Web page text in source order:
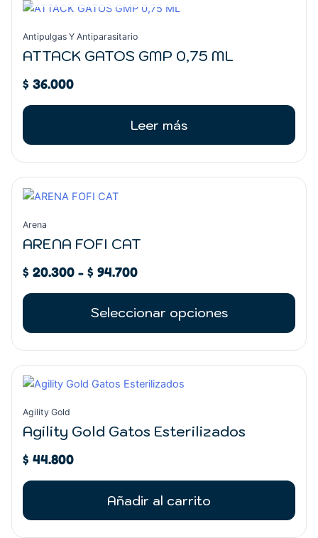
Antipulgas Y Antiparasitario
ATTACK GATOS GMP 0,75 ML
$ 36.000
Leer más
Arena
ARENA FOFI CAT
$ 20.300 - $ 94.700
$ 20.300
hasta
Seleccionar opciones
Este
producto
tiene
múltiples
variantes.
Las
se
la
página
de
producto
Agility Gold
Agility Gold Gatos Esterilizados
$ 44.800
Añadir al carrito